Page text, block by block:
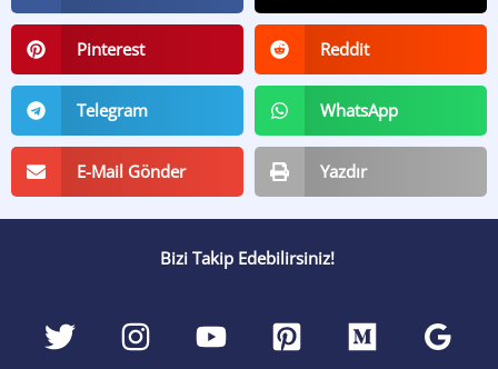
Pinterest Reddit
Telegram WhatsApp
E-Mail Gönder Yazdır
Bizi Takip Edebilirsiniz!